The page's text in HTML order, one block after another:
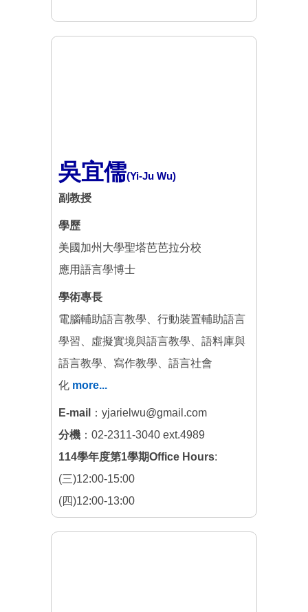
吳宜儒(Yi-Ju Wu)
副教授
學歷
美國加州大學聖塔芭芭拉分校
應用語言學博士
學術專長
電腦輔助語言教學、行動裝置輔助語言
學習、虛擬實境與語言教學、語料庫與
語言教學、寫作教學、語言社會
化 more...
E-mail
：yjarielwu@gmail.com
分機 ：02-2311-3040 ext.4989
114學年度第1學期Office Hours:
(三)12:00-15:00
(四)12:00-13:00